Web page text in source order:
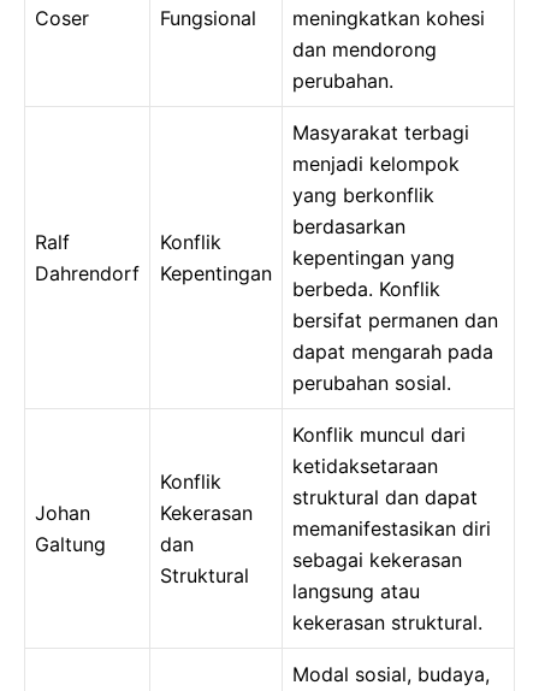
Coser
Fungsional
meningkatkan kohesi
dan mendorong
perubahan.
Ralf
Dahrendorf
Konflik
Kepentingan
Masyarakat terbagi
menjadi kelompok
yang berkonflik
berdasarkan
kepentingan yang
berbeda. Konflik
bersifat permanen dan
dapat mengarah pada
perubahan sosial.
Johan
Galtung
Konflik
Kekerasan
dan
Struktural
Konflik muncul dari
ketidaksetaraan
struktural dan dapat
memanifestasikan diri
sebagai kekerasan
langsung atau
kekerasan struktural.
Modal sosial, budaya,